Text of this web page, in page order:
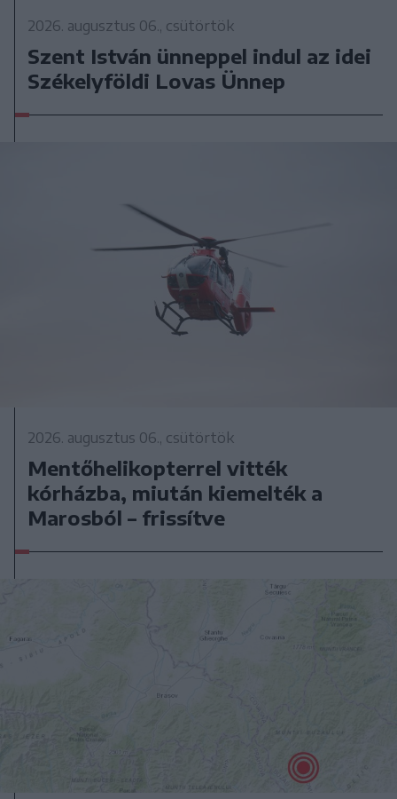
2026. augusztus 06., csütörtök
Szent István ünneppel indul az idei
Székelyföldi Lovas Ünnep
2026. augusztus 06., csütörtök
Mentőhelikopterrel vitték
kórházba, miután kiemelték a
Marosból – frissítve